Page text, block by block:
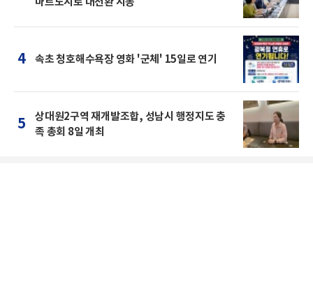
4 속초 청호해수욕장 영화 '군체' 15일로 연기
5
상대원2구역 재개발조합, 성남시 행정지도 충
족 총회 8일 개최